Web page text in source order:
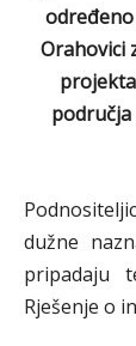
određeno
Orahovici
područja
dužne
pripadaju
Rješenje o